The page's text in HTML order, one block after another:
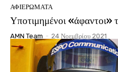
ΑΦΙΕΡΩΜΑΤΑ
Υποτιμημένοι
AMN Team - 24 Νοεμβρίου 2021